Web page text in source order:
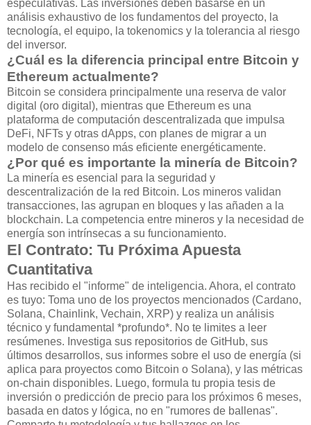
especulativas. Las inversiones deben basarse en un
análisis exhaustivo de los fundamentos del proyecto, la
tecnología, el equipo, la tokenomics y la tolerancia al riesgo
del inversor.
¿Cuál es la diferencia principal entre Bitcoin y
Ethereum actualmente?
Bitcoin se considera principalmente una reserva de valor
digital (oro digital), mientras que Ethereum es una
plataforma de computación descentralizada que impulsa
DeFi, NFTs y otras dApps, con planes de migrar a un
modelo de consenso más eficiente energéticamente.
¿Por qué es importante la minería de Bitcoin?
La minería es esencial para la seguridad y
descentralización de la red Bitcoin. Los mineros validan
transacciones, las agrupan en bloques y las añaden a la
blockchain. La competencia entre mineros y la necesidad de
energía son intrínsecas a su funcionamiento.
El Contrato: Tu Próxima Apuesta
Cuantitativa
Has recibido el "informe" de inteligencia. Ahora, el contrato
es tuyo: Toma uno de los proyectos mencionados (Cardano,
Solana, Chainlink, Vechain, XRP) y realiza un análisis
técnico y fundamental *profundo*. No te limites a leer
resúmenes. Investiga sus repositorios de GitHub, sus
últimos desarrollos, sus informes sobre el uso de energía (si
aplica para proyectos como Bitcoin o Solana), y las métricas
on-chain disponibles. Luego, formula tu propia tesis de
inversión o predicción de precio para los próximos 6 meses,
basada en datos y lógica, no en "rumores de ballenas".